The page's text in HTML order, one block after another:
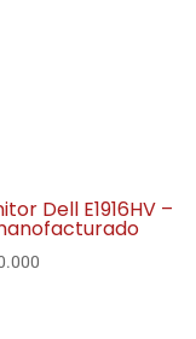
Dell E1916HV –